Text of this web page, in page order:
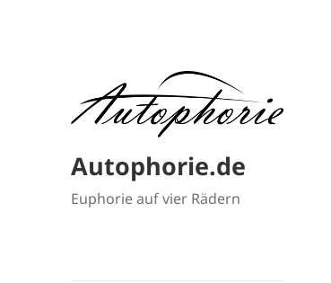
Autophorie.de
Euphorie auf vier Rädern